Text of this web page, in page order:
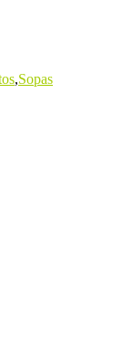
,Sopas